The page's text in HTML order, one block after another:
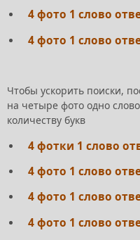
4 фото 1 слово
4 фото 1 слово
Чтобы ускорить поиски,
на четыре фото одно
количеству букв
4 фотки 1 слово
4 фото 1 слово
4 фото 1 слово
4 фото 1 слово